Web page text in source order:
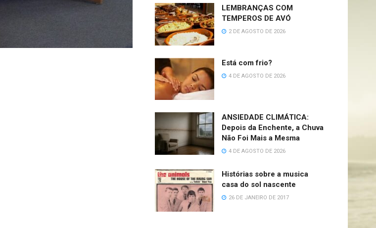
LEMBRANÇAS COM
TEMPEROS DE AVÓ
2 DE AGOSTO DE 2026
Está com frio?
4 DE AGOSTO DE 2026
ANSIEDADE CLIMÁTICA:
Depois da Enchente, a Chuva
Não Foi Mais a Mesma
4 DE AGOSTO DE 2026
Histórias sobre a musica
casa do sol nascente
26 DE JANEIRO DE 2017